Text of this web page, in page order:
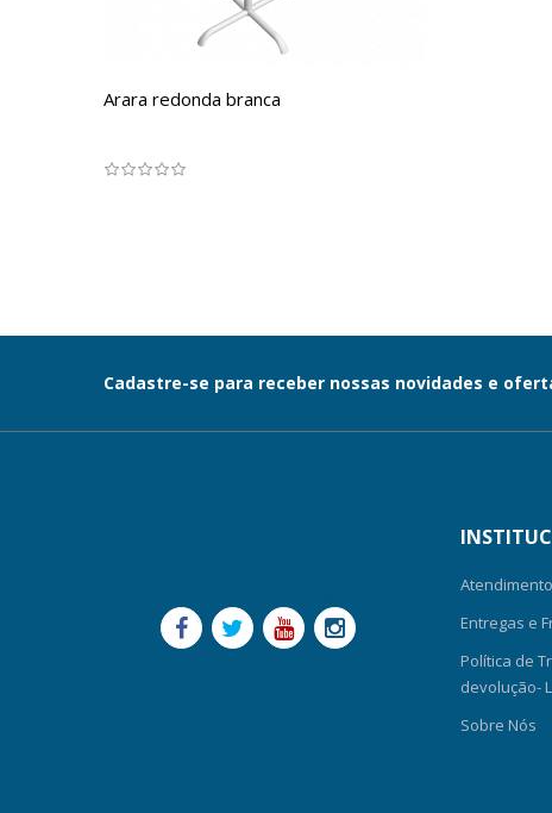
Arara redonda branca
Cadastre-se para receber nossas novidades e
Atendimento
Entregas e
Política de
devolução-
Sobre Nós